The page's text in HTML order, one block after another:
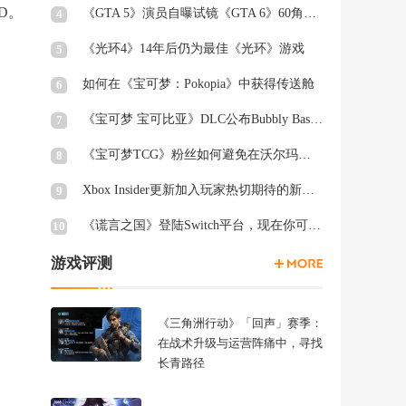
4 《GTA 5》演员自曝试镜《GTA 6》60角色均未获回复
5 《光环4》14年后仍为最佳《光环》游戏
6 如何在《宝可梦：Pokopia》中获得传送舱
7 《宝可梦 宝可比亚》DLC公布Bubbly Basin Habitat Dex列表
8 《宝可梦TCG》粉丝如何避免在沃尔玛周三被“烤”
9 Xbox Insider更新加入玩家热切期待的新功能
10 《谎言之国》登陆Switch平台，现在你可以在厕所里愤怒退出游戏
游戏评测
《三角洲行动》「回声」赛季：
在战术升级与运营阵痛中，寻找
长青路径